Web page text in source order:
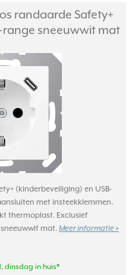
randaarde Safety+
range sneeuwwit mat
(kinderbeveiliging) en USB-
met insteekklemmen.
thermoplast. Exclusief
mat. Meer informatie »
dinsdag in huis*